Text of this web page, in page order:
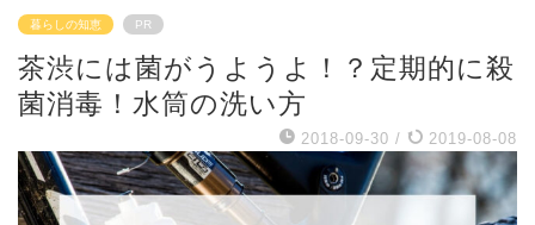
暮らしの知恵 PR
茶渋には菌がうようよ！？定期的に殺
菌消毒！水筒の洗い方
2018-09-30 / 2019-08-08